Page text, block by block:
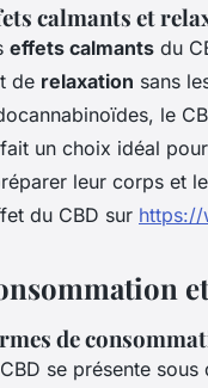
calmants et
effets calmants du
de relaxation sans
le
un choix idéal
leur corps et
du CBD sur https://
de
se présente